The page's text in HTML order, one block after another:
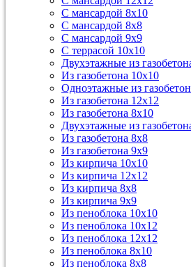
С мансардой 8х10
С мансардой 8х8
С мансардой 9х9
С террасой 10х10
Двухэтажные из
Из газобетона 10х10
Одноэтажные из
Из газобетона 12х12
Из газобетона 8х10
Двухэтажные из
Из газобетона 8х8
Из газобетона 9х9
Из кирпича 10х10
Из кирпича 12х12
Из кирпича 8х8
Из кирпича 9х9
Из пеноблока 10х10
Из пеноблока 10х12
Из пеноблока 12х12
Из пеноблока 8х10
Из пеноблока 8х8